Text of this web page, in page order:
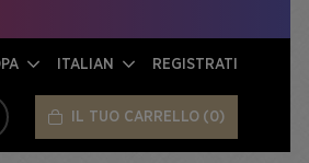
ITALIAN REGISTRATI
IL TUO CARRELLO 0